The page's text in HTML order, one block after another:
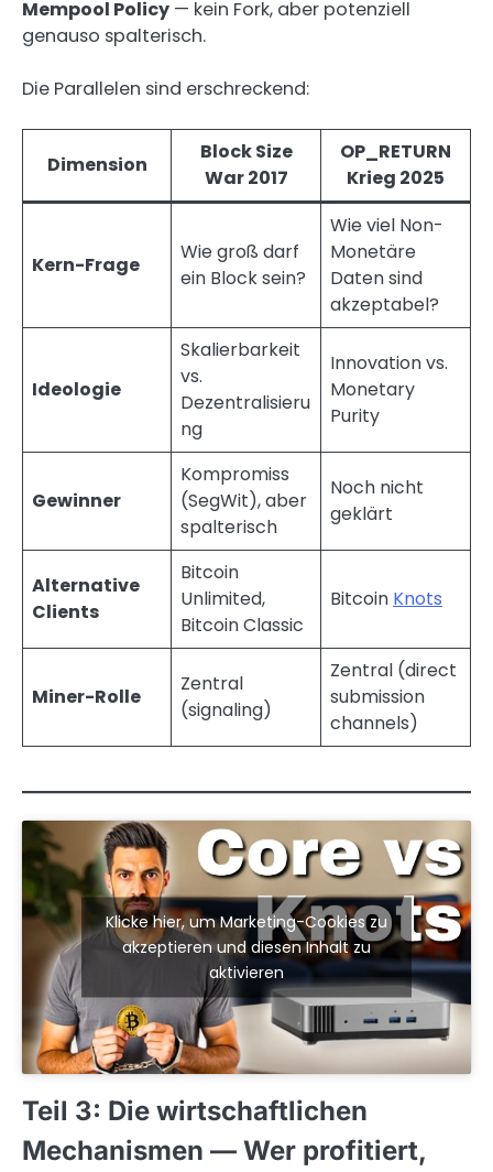
Mempool Policy — kein Fork, aber potenziell
genauso spalterisch.
Die Parallelen sind erschreckend:
Dimension
Block Size
War 2017
OP_RETURN
Krieg 2025
Kern-Frage
Wie groß darf
ein Block sein?
Wie viel Non-
Monetäre
Daten sind
akzeptabel?
Ideologie
Skalierbarkeit
vs.
Dezentralisieru
ng
Innovation vs.
Monetary
Purity
Gewinner
Kompromiss
(SegWit), aber
spalterisch
Noch nicht
geklärt
Alternative
Clients
Bitcoin
Unlimited,
Bitcoin Classic
Bitcoin Knots
Miner-Rolle
Zentral
(signaling)
Zentral (direct
submission
channels)
Klicke hier, um Marketing-Cookies zu
akzeptieren und diesen Inhalt zu
aktivieren
Teil 3: Die wirtschaftlichen
Mechanismen — Wer profitiert,